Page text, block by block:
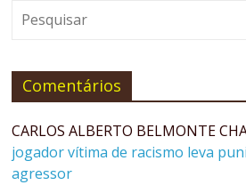
Comentários
CARLOS ALBERTO BELMONTE
jogador vítima de racismo leva
agressor